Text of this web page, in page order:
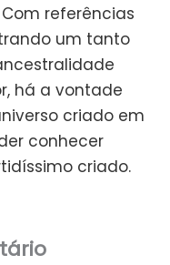
referências
um tanto
há a vontade
criado em
conhecer
criado.